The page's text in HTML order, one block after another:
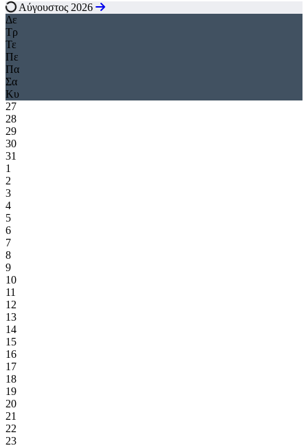
Αύγουστος 2026
Δε
Τρ
Τε
Πε
Πα
Σα
Κυ
27
28
29
30
31
1
2
3
4
5
6
7
8
9
10
11
12
13
14
15
16
17
18
19
20
21
22
23